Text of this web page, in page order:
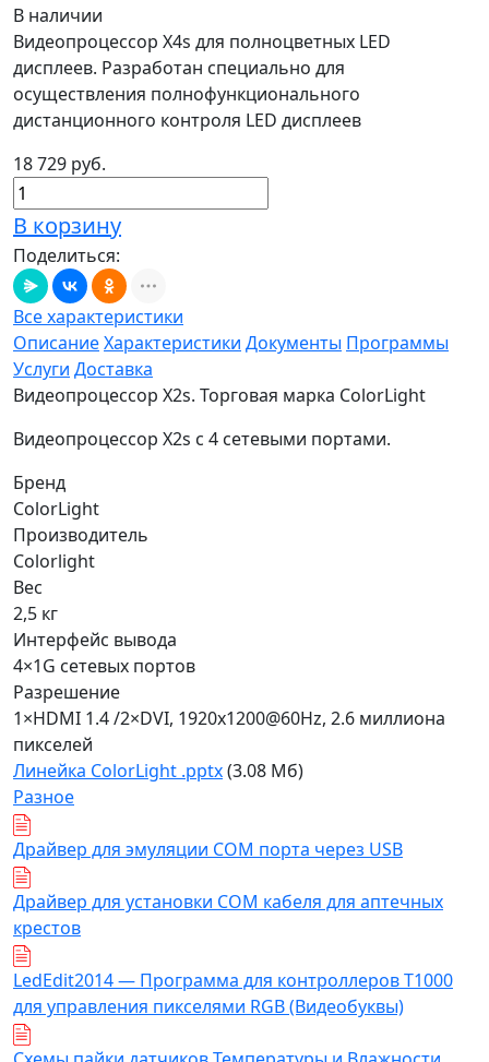
В наличии
Видеопроцессор X4s для полноцветных LED
дисплеев. Разработан специально для
осуществления полнофункционального
дистанционного контроля LED дисплеев
18 729 руб.
В корзину
Поделиться:
Все характеристики
ОписаниеХарактеристики Документы Программы
Услуги Доставка
Видеопроцессор X2s. Торговая марка ColorLight
Видеопроцессор X2s с 4 сетевыми портами.
Бренд
ColorLight
Производитель
Colorlight
Вес
2,5 кг
Интерфейс вывода
4×1G сетевых портов
Разрешение
1×HDMI 1.4 /2×DVI, 1920x1200@60Hz, 2.6 миллиона
пикселей
Линейка ColorLight .pptx(3.08 Мб)
Разное
Драйвер для эмуляции COM порта через USB
Драйвер для установки COM кабеля для аптечных
крестов
LedEdit2014 — Программа для контроллеров T1000
для управления пикселями RGB (Видеобуквы)